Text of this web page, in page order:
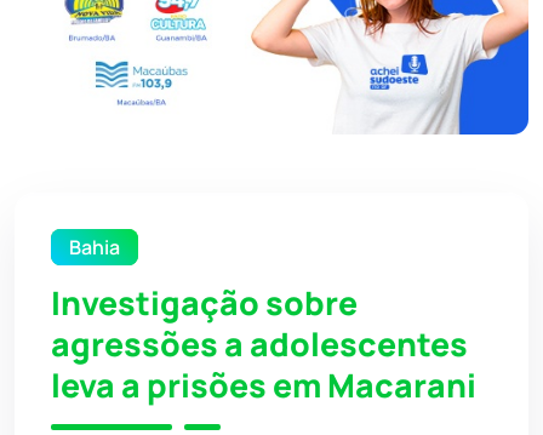
Bahia
Investigação sobre
agressões a adolescentes
leva a prisões em Macarani